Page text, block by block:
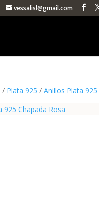
vessalisl@gmail.com
/ Plata 925 /Anillos Plata 925